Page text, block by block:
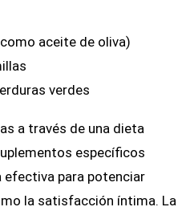
aceite de oliva)
verdes
a través de una dieta
específicos
efectiva para potenciar
la satisfacción íntima. La